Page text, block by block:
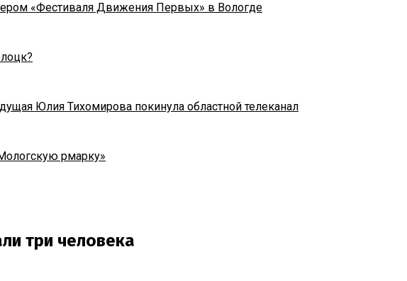
«Фестиваля Движения Первых» в Вологде
Юлия Тихомирова покинула областной телеканал
рмарку»
три человека